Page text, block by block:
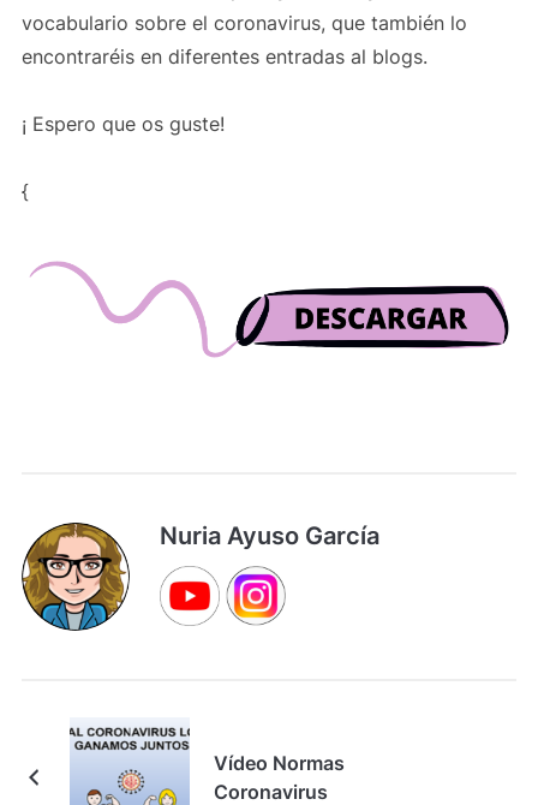
vocabulario sobre el coronavirus, que también lo
encontraréis en diferentes entradas al blogs.
¡ Espero que os guste!
{
Nuria Ayuso García
Vídeo Normas
Coronavirus